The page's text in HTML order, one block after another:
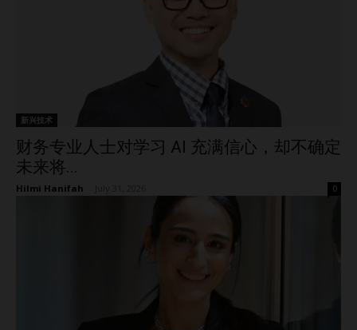
新兴技术
财务专业人士对学习 AI 充满信心，却不确定
未来将...
Hilmi Hanifah 0